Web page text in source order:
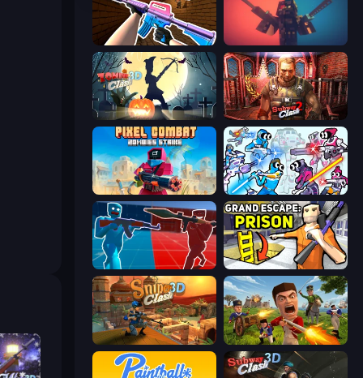
KS Z Pixel Warfare
Zombie Clash 3D: Halloween Subway Clash 2
Pixel Combat: Zombies Strike Space Wars Battleground
Battle of the Soldiers: Red vs Blue Grand Escape: Prison
Sniper Clash 3D Redcoats.io